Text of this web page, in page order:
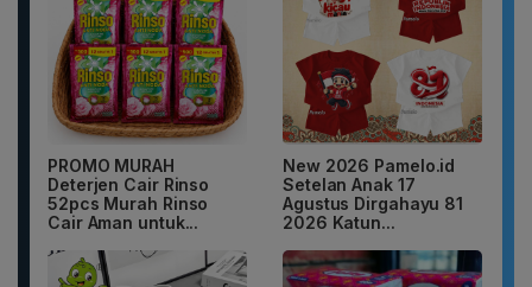
PROMO MURAH
Deterjen Cair Rinso
52pcs Murah Rinso
Cair Aman untuk...
New 2026 Pamelo.id
Setelan Anak 17
Agustus Dirgahayu 81
2026 Katun...